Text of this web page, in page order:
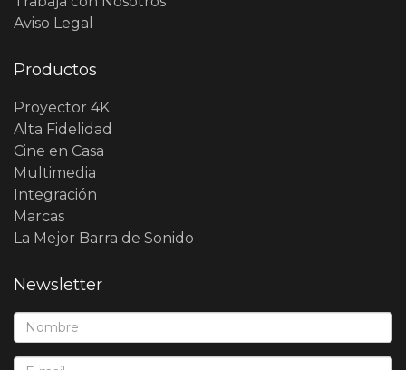
Aviso Legal
Productos
Proyector 4K
Alta Fidelidad
Cine en Casa
Multimedia
Integración
Marcas
La Mejor Barra de Sonido
Newsletter
Nombre*:
E-Mail*: